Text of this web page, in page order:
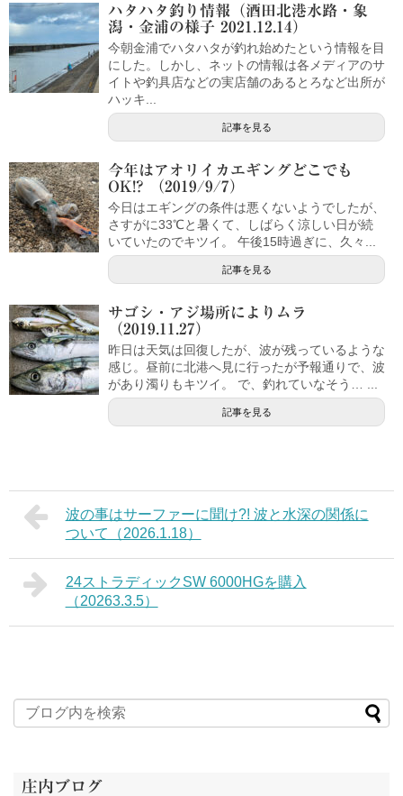
ハタハタ釣り情報（酒田北港水路・象
潟・金浦の様子 2021.12.14）
今朝金浦でハタハタが釣れ始めたという情報を目
にした。しかし、ネットの情報は各メディアのサ
イトや釣具店などの実店舗のあるとろなど出所が
ハッキ...
記事を見る
今年はアオリイカエギングどこでも
OK!? （2019/9/7）
今日はエギングの条件は悪くないようでしたが、
さすがに33℃と暑くて、しばらく涼しい日が続
いていたのでキツイ。 午後15時過ぎに、久々...
記事を見る
サゴシ・アジ場所によりムラ
（2019.11.27）
昨日は天気は回復したが、波が残っているような
感じ。昼前に北港へ見に行ったが予報通りで、波
があり濁りもキツイ。 で、釣れていなそう… ...
記事を見る
波の事はサーファーに聞け?! 波と水深の関係に
ついて（2026.1.18）
24ストラディックSW 6000HGを購入
（20263.3.5）
庄内ブログ